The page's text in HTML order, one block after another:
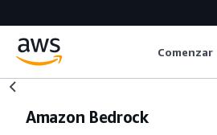
Comenzar
Amazon Bedrock